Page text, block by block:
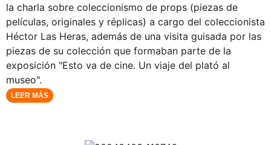
la charla sobre coleccionismo de props (piezas de
películas, originales y réplicas) a cargo del coleccionista
Héctor Las Heras, además de una visita guisada por las
piezas de su colección que formaban parte de la
exposición "Esto va de cine. Un viaje del plató al
museo".
LEER MÁS